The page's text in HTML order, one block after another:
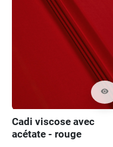
visibility
Cadi viscose avec
acétate - rouge